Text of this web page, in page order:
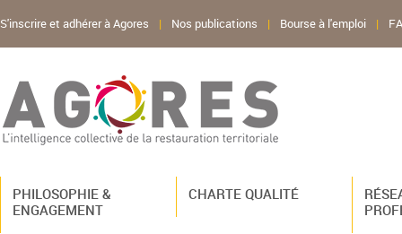
S'inscrire et adhérer à Agores | Nos publications | Bourse à l'emploi |
PHILOSOPHIE &
ENGAGEMENT
CHARTE QUALITÉ